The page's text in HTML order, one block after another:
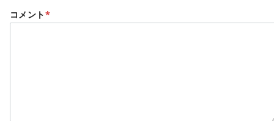
コメント*